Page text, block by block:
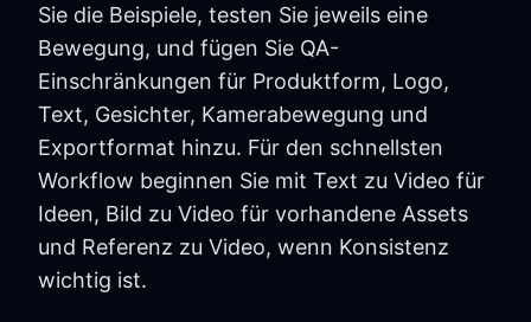
Sie die Beispiele, testen Sie jeweils eine
Bewegung, und fügen Sie QA-
Einschränkungen für Produktform, Logo,
Text, Gesichter, Kamerabewegung und
Exportformat hinzu. Für den schnellsten
Workflow beginnen Sie mit Text zu Video für
Ideen, Bild zu Video für vorhandene Assets
und Referenz zu Video, wenn Konsistenz
wichtig ist.